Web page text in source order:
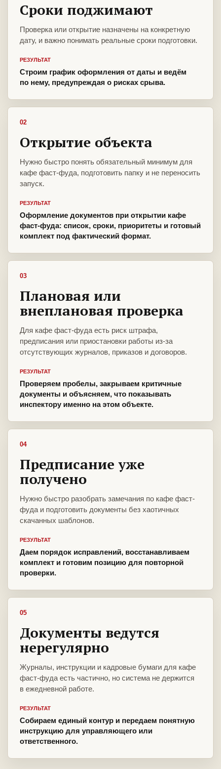
Сроки поджимают
Проверка или открытие назначены на конкретную
дату, и важно понимать реальные сроки подготовки.
РЕЗУЛЬТАТ
Строим график оформления от даты и ведём
по нему, предупреждая о рисках срыва.
02
Открытие объекта
Нужно быстро понять обязательный минимум для
кафе фаст-фуда, подготовить папку и не переносить
запуск.
РЕЗУЛЬТАТ
Оформление документов при открытии кафе
фаст-фуда: список, сроки, приоритеты и готовый
комплект под фактический формат.
03
Плановая или
внеплановая проверка
Для кафе фаст-фуда есть риск штрафа,
предписания или приостановки работы из-за
отсутствующих журналов, приказов и договоров.
РЕЗУЛЬТАТ
Проверяем пробелы, закрываем критичные
документы и объясняем, что показывать
инспектору именно на этом объекте.
04
Предписание уже
получено
Нужно быстро разобрать замечания по кафе фаст-
фуда и подготовить документы без хаотичных
скачанных шаблонов.
РЕЗУЛЬТАТ
Даем порядок исправлений, восстанавливаем
комплект и готовим позицию для повторной
проверки.
05
Документы ведутся
нерегулярно
Журналы, инструкции и кадровые бумаги для кафе
фаст-фуда есть частично, но система не держится
в ежедневной работе.
РЕЗУЛЬТАТ
Собираем единый контур и передаем понятную
инструкцию для управляющего или
ответственного.